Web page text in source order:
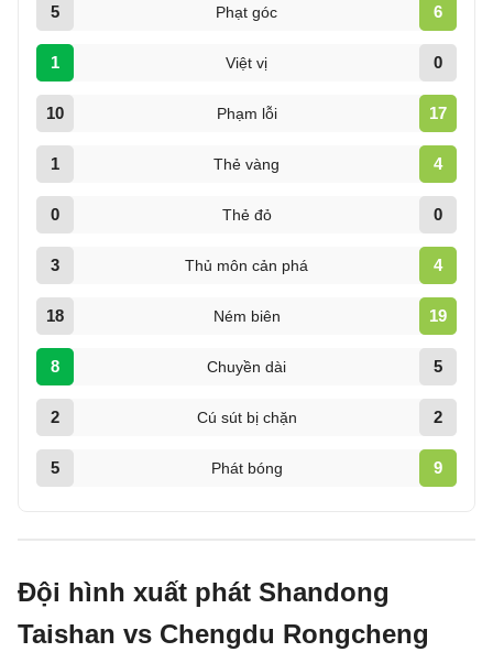
5 Phạt góc 6
1 Việt vị 0
10 Phạm lỗi 17
1 Thẻ vàng 4
0 Thẻ đỏ 0
3 Thủ môn cản phá 4
18 Ném biên 19
8 Chuyền dài 5
2 Cú sút bị chặn 2
5 Phát bóng 9
Đội hình xuất phát Shandong
Taishan vs Chengdu Rongcheng